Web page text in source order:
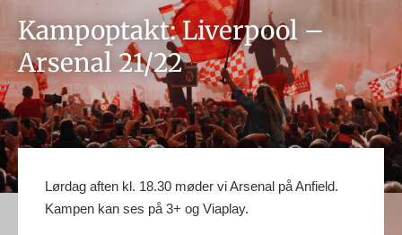
Kampoptakt: Liverpool –
Arsenal 21/22
Lørdag aften kl. 18.30 møder vi Arsenal på Anfield.
Kampen kan ses på 3+ og Viaplay.